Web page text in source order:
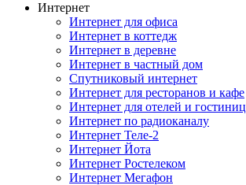
Интернет
Интернет для офиса
Интернет в коттедж
Интернет в деревне
Интернет в частный дом
Спутниковый интернет
Интернет для ресторанов и кафе
Интернет для отелей и гостиниц
Интернет по радиоканалу
Интернет Теле-2
Интернет Йота
Интернет Ростелеком
Интернет Мегафон